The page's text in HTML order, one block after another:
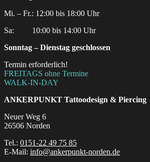
Mi. – Fr.: 12:00 bis 18:00 Uhr
Sa:‎ ‎ ‎ ‎ ‎ ‎ ‎ ‎ ‎ 10:00 bis 14:00 Uhr
Sonntag – Dienstag geschlossen
Termin erforderlich!
FREITAGS ohne Termine
WALK-IN-DAY
ANKERPUNKT Tattoodesign & Piercing
Neuer Weg 6
26506 Norden
Tel.: 0151-22 49 75 85
E-Mail: info@ankerpunkt-norden.de